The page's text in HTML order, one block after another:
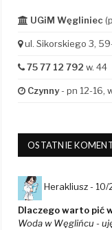
UGiM Węgliniec
ul. Sikorskiego 3,
75 77 12 792 w. 44
Czynny- pn 12-16,
OSTATNIE
Herakliusz - 10/
Dlaczego warto pić
Woda w Węglińcu -